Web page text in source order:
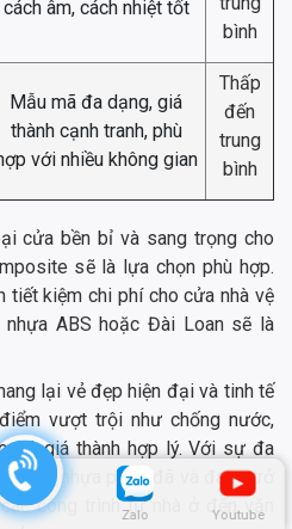
Zalo Youtube
cách âm, cách nhiệt tốt
bình
Mẫu mã đa dạng, giá
thành cạnh tranh, phù
với nhiều không gian
Thấp
đến
trung
bình
cửa bền bỉ và sang trọng cho
sẽ là lựa chọn phù hợp.
tiết kiệm chi phí cho cửa nhà vệ
ABS hoặc Đài Loan sẽ là
lại vẻ đẹp hiện đại và tinh tế
vượt trội như chống nước,
và giá thành hợp lý. Với sự đa
cửa nhựa pano đã và đang trở
công trình từ nhà ở đến văn